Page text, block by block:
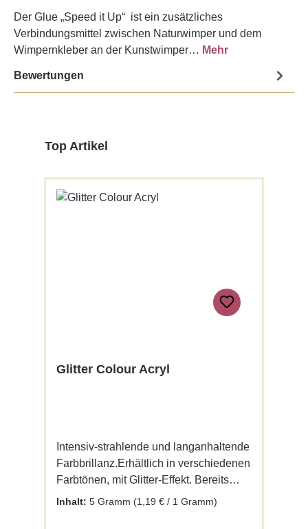
Der Glue „Speed it Up“ ist ein zusätzliches
Verbindungsmittel zwischen Naturwimper und dem
Wimpernkleber an der Kunstwimper… Mehr
Bewertungen
Produktgalerie überspringen
Top Artikel
Glitter Colour Acryl
Intensiv-strahlende und langanhaltende
Farbbrillanz.Erhältlich in verschiedenen
Farbtönen, mit Glitter-Effekt. Bereits
fertig zur Benutzung mit Liquid. Kein
Inhalt: 5 Gramm (1,19 € / 1 Gramm)